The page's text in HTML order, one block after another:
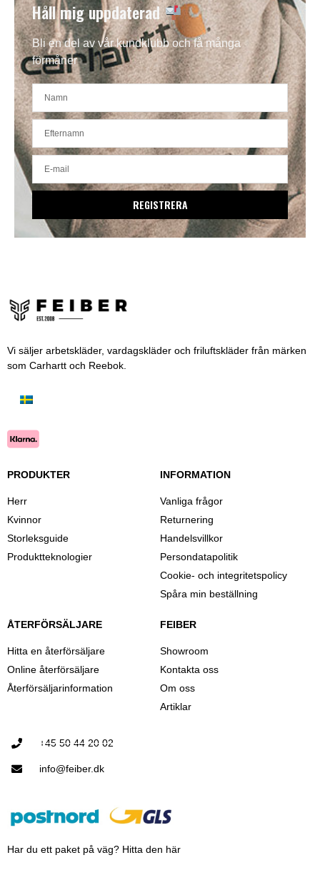
Håll mig uppdaterad
Bli en del av vår kundklubb och få många
förmåner
REGISTRERA
Vi säljer arbetskläder, vardagskläder och friluftskläder från märken
som Carhartt och Reebok.
PRODUKTER
Herr
Kvinnor
Storleksguide
Produktteknologier
INFORMATION
Vanliga frågor
Returnering
Handelsvillkor
Persondatapolitik
Cookie- och integritetspolicy
Spåra min beställning
ÅTERFÖRSÄLJARE
Hitta en återförsäljare
Online återförsäljare
Återförsäljarinformation
FEIBER
Showroom
Kontakta oss
Om oss
Artiklar
+45 50 44 20 02
info@feiber.dk
Har du ett paket på väg? Hitta den här